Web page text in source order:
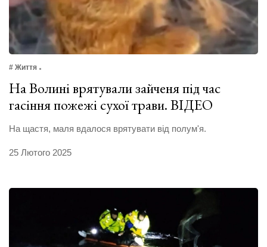
# Життя
На Волині врятували зайченя під час
гасіння пожежі сухої трави. ВІДЕО
На щастя, маля вдалося врятувати від полум'я.
25 Лютого 2025